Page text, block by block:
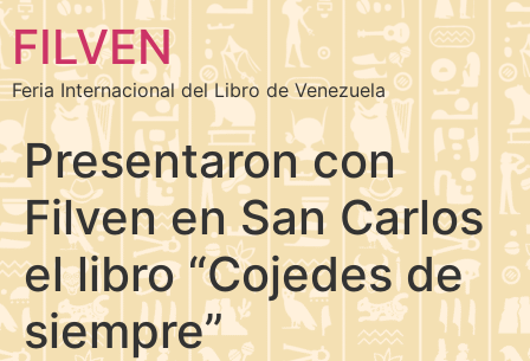
FILVEN
Feria Internacional del Libro de Venezuela
Presentaron con
Filven en San Carlos
el libro “Cojedes de
siempre”